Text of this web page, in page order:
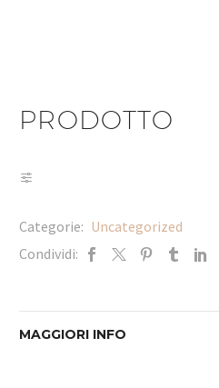
PRODOTTO
Categorie: Uncategorized
Condividi:
MAGGIORI INFO